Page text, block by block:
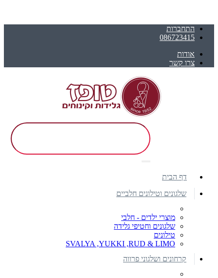
התחברות
086723415
אודות
צרו קשר
דף הבית
שלגונים וטילונים חלביים
מוצרי ילדים - חלבי
שלגונים וחטיפי גלידה
טילונים
SVALYA ,YUKKI ,RUD & LIMO
קרחונים ושלגוני פרווה